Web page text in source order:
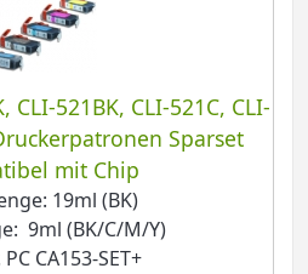
CLI-521BK, CLI-521C, CLI-
Sparset
mit Chip
19ml (BK)
9ml (BK/C/M/Y)
CA153-SET+